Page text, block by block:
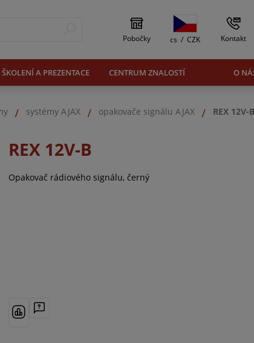
Pobočky cs / CZK Kontakt
ŠKOLENÍ A PREZENTACE CENTRUM ZNALOSTÍ O
systémy AJAX opakovače signálu AJAX REX 12V-B
REX 12V-B
Opakovač rádiového signálu, černý